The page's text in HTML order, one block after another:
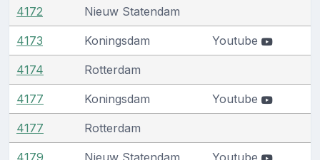
4172 Nieuw Statendam
4173 Koningsdam Youtube
4174 Rotterdam
4177 Koningsdam Youtube
4177 Rotterdam
4179 Nieuw Statendam Youtube